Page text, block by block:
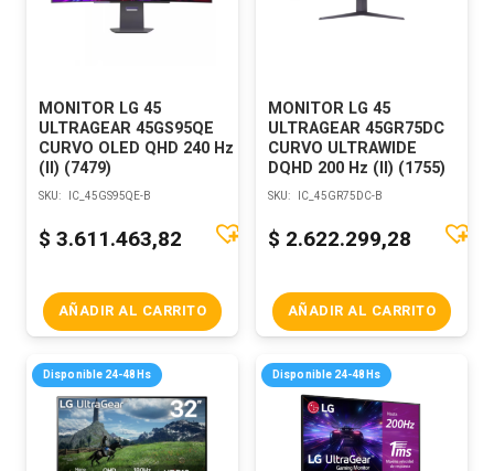
MONITOR LG 45
ULTRAGEAR 45GS95QE
CURVO OLED QHD 240 Hz
(II) (7479)
SKU: IC_45GS95QE-B
$ 3.611.463,82
AÑADIR AL CARRITO
MONITOR LG 45
ULTRAGEAR 45GR75DC
CURVO ULTRAWIDE
DQHD 200 Hz (II) (1755)
SKU: IC_45GR75DC-B
$ 2.622.299,28
AÑADIR AL CARRITO
Disponible 24-48Hs Disponible 24-48Hs